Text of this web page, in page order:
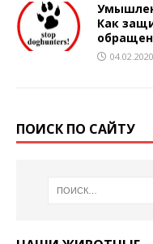
Как
04.02.2020
ПОИСК ПО САЙТУ